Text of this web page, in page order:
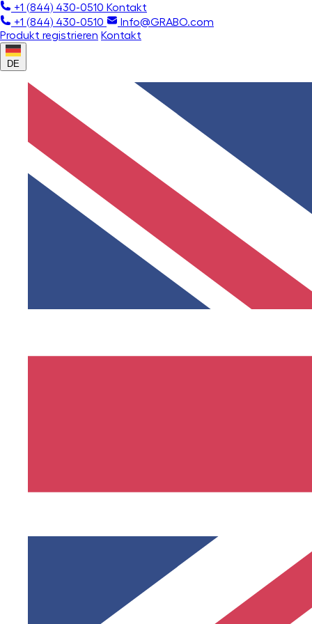
+1 (844) 430-0510 Kontakt
+1 (844) 430-0510
Info@GRABO.com
Produkt registrieren Kontakt
DE